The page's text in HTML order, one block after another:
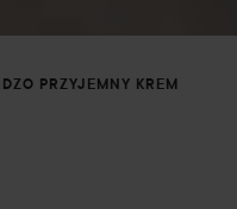
PRZYJEMNY KREM